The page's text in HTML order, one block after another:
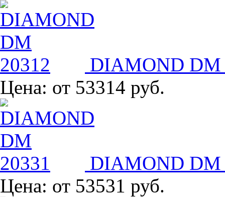
DIAMOND DM
Цена: от 53314 руб.
DIAMOND DM
Цена: от 53531 руб.